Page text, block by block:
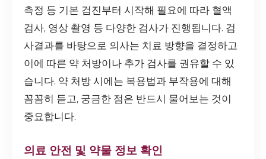
측정 등 기본 검진부터 시작해 필요에 따라 혈액
검사, 영상 촬영 등 다양한 검사가 진행됩니다. 검
사결과를 바탕으로 의사는 치료 방향을 결정하고
이에 따른 약 처방이나 추가 검사를 권유할 수 있
습니다. 약 처방 시에는 복용법과 부작용에 대해
꼼꼼히 듣고, 궁금한 점은 반드시 물어보는 것이
중요합니다.
의료 안전 및 약물 정보 확인